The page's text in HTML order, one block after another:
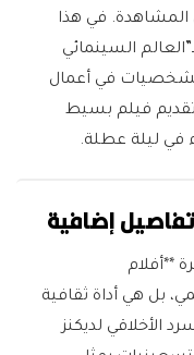
في هذا
السينمائي
في أعمال
فيلم بسيط
في ليلة عطلة.
إضافية
**أفلام
بل هي أداة ثقافية
الأخلاقي لديكنز